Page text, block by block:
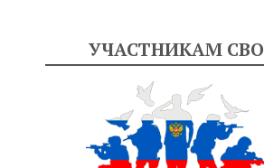
УЧАСТНИКАМ СВО